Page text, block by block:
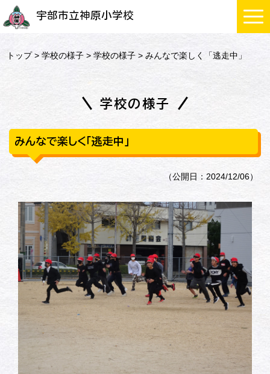
宇部市立神原小学校
トップ>学校の様子 >学校の様子 > みんなで楽しく「逃走中」
学校の様子
みんなで楽しく「逃走中」
（公開日：2024/12/06）